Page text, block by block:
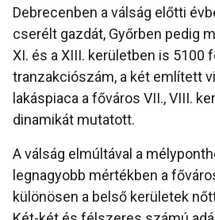
Debrecenben a válság előtti
cserélt gazdát, Győrben pedig
XI. és a XIII. kerületben is 5100
tranzakciószám, a két említett
lakáspiaca a főváros VII., VIII.
dinamikát mutatott.
A válság elmúltával a
legnagyobb mértékben a
különösen a belső kerületek